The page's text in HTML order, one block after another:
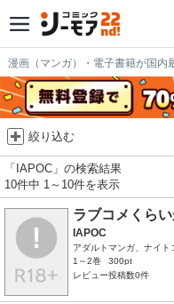
漫画（マンガ）・電子書籍が国内
絞り込む
「IAPOC」の検索結果
10件中 1～10件を表示
ラブコメくら
IAPOC
アダルトマンガ、ナイト
1～2巻
300pt
レビュー投稿数0件